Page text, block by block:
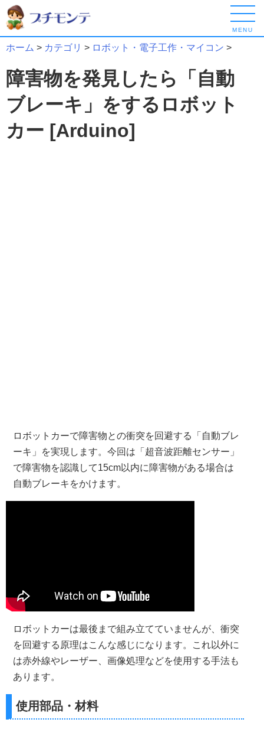
MENU
ホーム > カテゴリ > ロボット・電子工作・マイコン >
障害物を発見したら「自動
ブレーキ」をするロボット
カー [Arduino]
ロボットカーで障害物との衝突を回避する「自動ブレ
ーキ」を実現します。今回は「超音波距離センサー」
で障害物を認識して15cm以内に障害物がある場合は
自動ブレーキをかけます。
ロボットカーは最後まで組み立てていませんが、衝突
を回避する原理はこんな感じになります。これ以外に
は赤外線やレーザー、画像処理などを使用する手法も
あります。
使用部品・材料